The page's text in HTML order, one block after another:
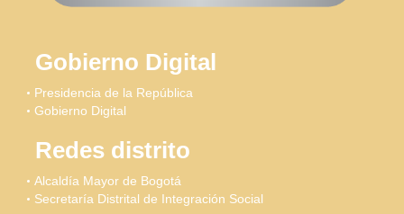
Gobierno Digital
Presidencia de la República
Gobierno Digital
Redes distrito
Alcaldía Mayor de Bogotá
Secretaría Distrital de Integración Social